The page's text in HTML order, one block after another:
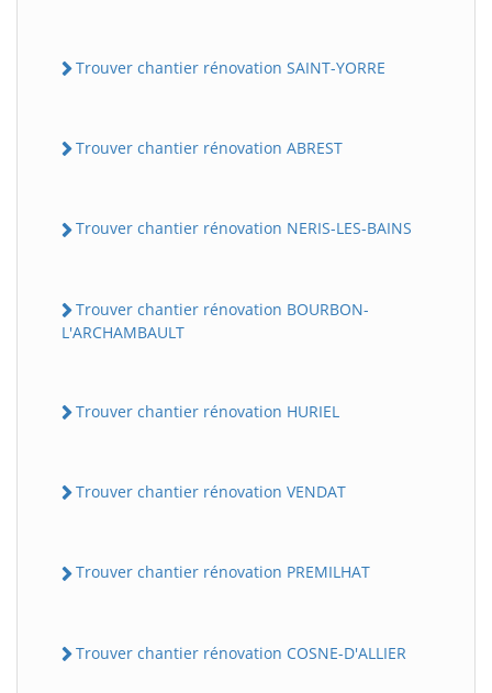
Trouver chantier rénovation SAINT-YORRE
Trouver chantier rénovation ABREST
Trouver chantier rénovation NERIS-LES-BAINS
Trouver chantier rénovation BOURBON-
L'ARCHAMBAULT
Trouver chantier rénovation HURIEL
Trouver chantier rénovation VENDAT
Trouver chantier rénovation PREMILHAT
Trouver chantier rénovation COSNE-D'ALLIER